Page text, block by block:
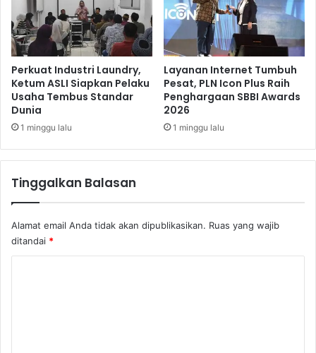
i
l
n
y
a
P
e
m
b
a
t
a
l
o
n
r
a
k
Perkuat Industri Laundry,
Ketum ASLI Siapkan Pelaku
Usaha Tembus Standar
Dunia
1 minggu lalu
Layanan Internet Tumbuh
Pesat, PLN Icon Plus Raih
Penghargaan SBBI Awards
2026
1 minggu lalu
Tinggalkan Balasan
Alamat email Anda tidak akan dipublikasikan. Ruas yang wajib
ditandai *